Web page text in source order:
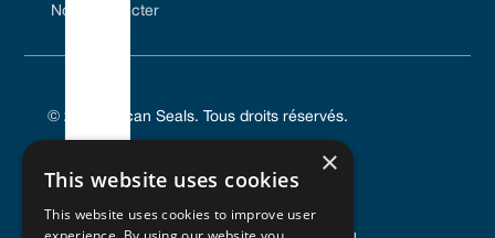
Nous contacter
© 2024 Vulcan Seals. Tous droits réservés.
POLITIQUE DE CONFIDENTIALITÉ
×
This website uses cookies
This website uses cookies to improve user